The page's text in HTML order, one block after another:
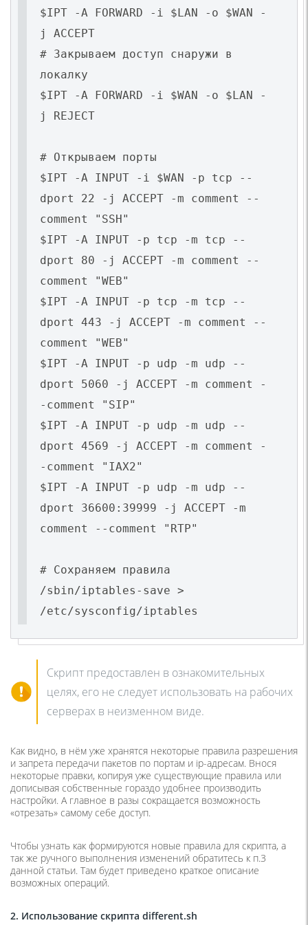
$IPT -A FORWARD -i $LAN -o $WAN -
j ACCEPT
# Закрываем доступ снаружи в
локалку
$IPT -A FORWARD -i $WAN -o $LAN -
j REJECT
# Открываем порты
$IPT -A INPUT -i $WAN -p tcp --
dport 22 -j ACCEPT -m comment --
comment "SSH"
$IPT -A INPUT -p tcp -m tcp --
dport 80 -j ACCEPT -m comment --
comment "WEB"
$IPT -A INPUT -p tcp -m tcp --
dport 443 -j ACCEPT -m comment --
comment "WEB"
$IPT -A INPUT -p udp -m udp --
dport 5060 -j ACCEPT -m comment -
-comment "SIP"
$IPT -A INPUT -p udp -m udp --
dport 4569 -j ACCEPT -m comment -
-comment "IAX2"
$IPT -A INPUT -p udp -m udp --
dport 36600:39999 -j ACCEPT -m
comment --comment "RTP"
# Сохраняем правила
/sbin/iptables-save >
/etc/sysconfig/iptables
Скрипт предоставлен в ознакомительных
целях, его не следует использовать на рабочих
серверах в неизменном виде.
Как видно, в нём уже хранятся некоторые правила разрешения
и запрета передачи пакетов по портам и ip-адресам. Внося
некоторые правки, копируя уже существующие правила или
дописывая собственные гораздо удобнее производить
настройки. А главное в разы сокращается возможность
«отрезать» самому себе доступ.
Чтобы узнать как формируются новые правила для скрипта, а
так же ручного выполнения изменений обратитесь к п.3
данной статьи. Там будет приведено краткое описание
возможных операций.
2. Использование скрипта different.sh